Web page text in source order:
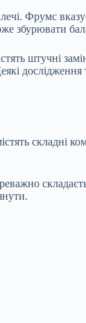
Фрумс
збурювати
штучні
дослідження
складні